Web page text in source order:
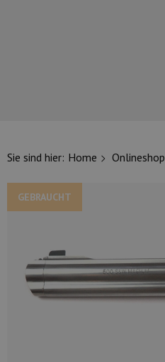
Sie sind hier: Home Onlineshop
GEBRAUCHT
UNSERE TOP-KATEGORIEN